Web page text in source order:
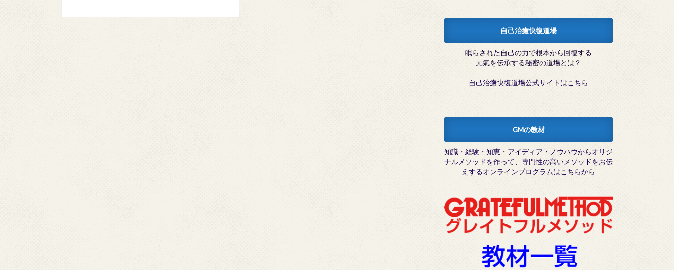
自己治癒快復道場
眠らされた自己の力で根本から回復する
元氣を伝承する秘密の道場とは？
自己治癒快復道場公式サイトはこちら
GMの教材
知識・経験・知恵・アイディア・ノウハウからオリジ
ナルメソッドを作って、専門性の高いメソッドをお伝
えするオンラインプログラムはこちらから